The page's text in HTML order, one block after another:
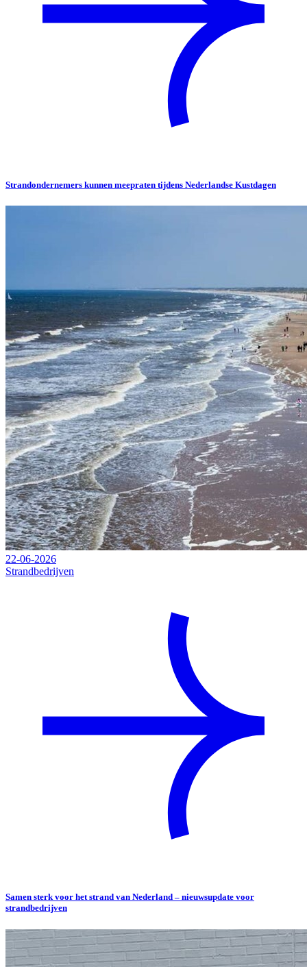
Strandondernemers kunnen meepraten tijdens Nederlandse Kustdagen
22-06-2026
Strandbedrijven
Samen sterk voor het strand van Nederland – nieuwsupdate voor
strandbedrijven